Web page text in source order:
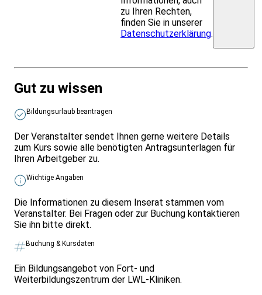
zu Ihren Rechten,
finden Sie in unserer
Datenschutzerklärung.
Gut zu wissen
Bildungsurlaub beantragen
Der Veranstalter sendet Ihnen gerne weitere Details
zum Kurs sowie alle benötigten Antragsunterlagen für
Ihren Arbeitgeber zu.
Wichtige Angaben
Die Informationen zu diesem Inserat stammen vom
Veranstalter. Bei Fragen oder zur Buchung kontaktieren
Sie ihn bitte direkt.
Buchung & Kursdaten
Ein Bildungsangebot von Fort- und
Weiterbildungszentrum der LWL-Kliniken.